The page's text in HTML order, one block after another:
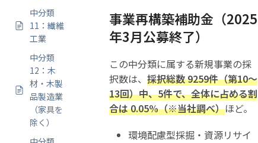
中分類
11：繊維
工業
中分類
12：木
材・木製
品製造業
（家具を
除く）
事業再構築補助金（2025
年3月公募終了）
この中分類に属する新規事業の採
択数は、 採択総数 9259件（第10～
13回）中、5件で、全体に占める割
合は 0.05%（※当社調べ）ほど。
環境配慮型採掘・資源リサイ